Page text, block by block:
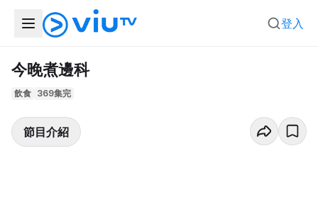
登入
今晚煮邊科
飲食 369集完
節目介紹